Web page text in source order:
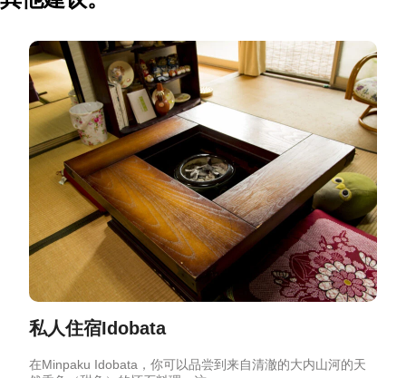
私人住宿Idobata
在Minpaku Idobata，你可以品尝到来自清澈的大内山河的天